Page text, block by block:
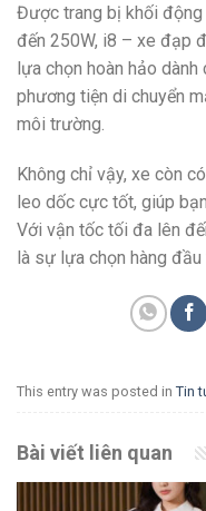
Được trang bị khối
đến 250W, i8 – xe đạp
lựa chọn hoàn hảo
phương tiện di chuyển
môi trường.
Không chỉ vậy, xe còn
leo dốc cực tốt, giúp
Với vận tốc tối đa lên
là sự lựa chọn hàng
This entry was posted in Tin
Bài viết liên quan